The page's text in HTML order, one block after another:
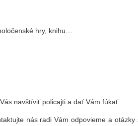
hry, knihu…
navštíviť policajti a dať Vám fúkať.
nás radi Vám odpovieme a otázky